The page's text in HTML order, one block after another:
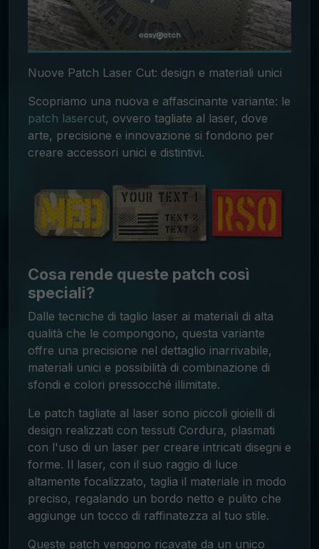
Nuove Patch Laser Cut: design e materiali unici
Scopriamo una nuova e affascinante variante: le
patch lasercut, ovvero tagliate al laser, dove
arte, precisione e innovazione si fondono per
creare accessori unici e distintivi.
Cosa rende queste patch così
speciali?
Dalle tecniche di taglio laser ai materiali di alta
qualità che le compongono, questa variante
offre una precisione nel dettaglio inarrivabile,
materiali unici e possibilità di combinazione di
sfondi e colori pressocché illimitate.
Le patch tagliate al laser sono piccoli gioielli di
design realizzati con tessuti Cordura, plasmati
con l'uso di un laser per creare intricati disegni e
forme. Il laser, con il suo raggio di luce
altamente focalizzato, taglia il materiale in modo
preciso, regalando un bordo netto e pulito che
aggiunge un tocco di raffinatezza al tuo stile.
Queste patch vengono ricavate da un unico